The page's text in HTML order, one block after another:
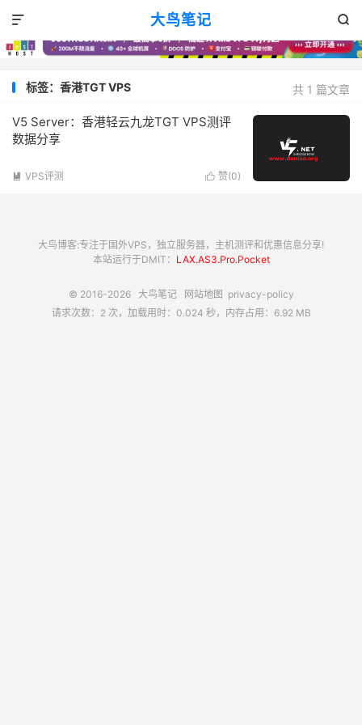
大鸟笔记 

共 1 篇文章
标签：香港TGT VPS
V5 Server：香港轻云九龙TGT VPS测评
数据分享
 赞(0)
 VPS评测
大鸟博客:专注于国外VPS，独立服务器，主机测评和优惠信息分享!
本站运行于DMIT： LAX.AS3.Pro.Pocket
© 2016-2026 大鸟笔记 网站地图 privacy-policy
请求次数：2 次，加载用时：0.024 秒，内存占用：6.92 MB